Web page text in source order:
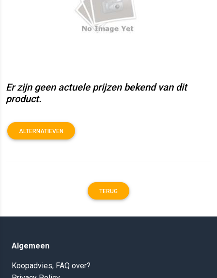
Er zijn geen actuele prijzen bekend van dit
product.
ALTERNATIEVEN
TERUG
Algemeen
Koopadvies, FAQ over?